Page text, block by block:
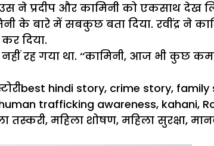
प्रदीप और कामिनी को एकसाथ देख
के बारे में सबकुछ बता दिया. रवींद्र ने
दिया.
रह गया था. ‘‘कामिनी, आज भी कुछ
Tags
best hindi story, crime story, family
trafficking awareness, kahani,
तस्करी, महिला शोषण, महिला सुरक्षा,